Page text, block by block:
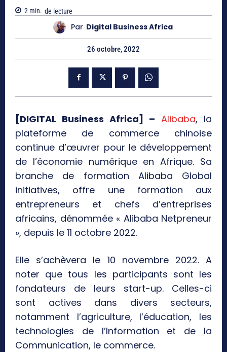
2 min. de lecture
Par Digital Business Africa
26 octobre, 2022
[DIGITAL Business Africa] – Alibaba, la
plateforme de commerce chinoise
continue d’œuvrer pour le développement
de l’économie numérique en Afrique. Sa
branche de formation Alibaba Global
initiatives, offre une formation aux
entrepreneurs et chefs d’entreprises
africains, dénommée « Alibaba Netpreneur
», depuis le 11 octobre 2022.
Elle s’achèvera le 10 novembre 2022. A
noter que tous les participants sont les
fondateurs de leurs start-up. Celles-ci
sont actives dans divers secteurs,
notamment l’agriculture, l’éducation, les
technologies de l’Information et de la
Communication, le commerce.